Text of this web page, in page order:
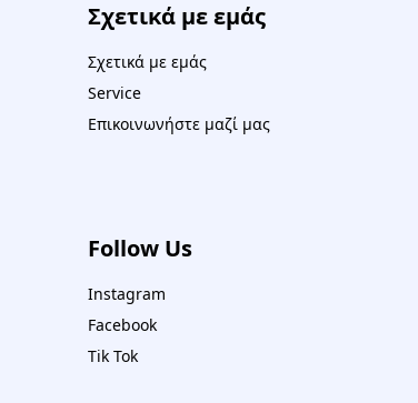
Σχετικά με εμάς
Σχετικά με εμάς
Service
Επικοινωνήστε μαζί μας
Follow Us
Instagram
Facebook
Tik Tok